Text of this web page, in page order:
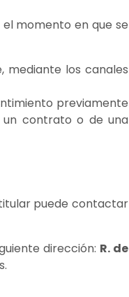
momento en que se
mediante los canales
previamente
contrato o de una
puede contactar
dirección: R. de